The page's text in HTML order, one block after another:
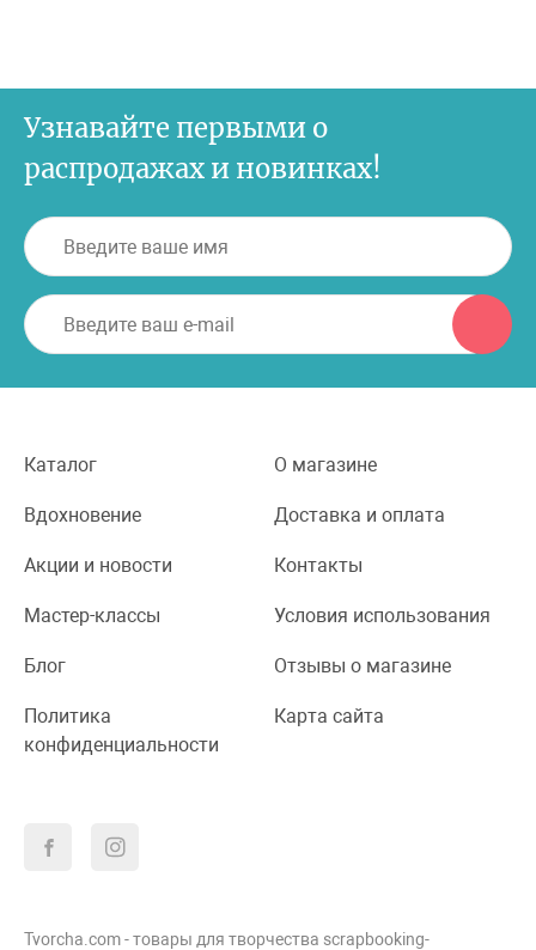
Узнавайте первыми о
распродажах и новинках!
Каталог О магазине
Вдохновение Доставка и оплата
Акции и новости Контакты
Мастер-классы Условия использования
Блог Отзывы о магазине
Политика
конфиденциальности
Карта сайта
Tvorcha.com - товары для творчества scrapbooking-